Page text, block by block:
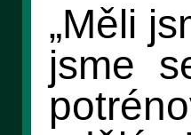
„Měli
jsme